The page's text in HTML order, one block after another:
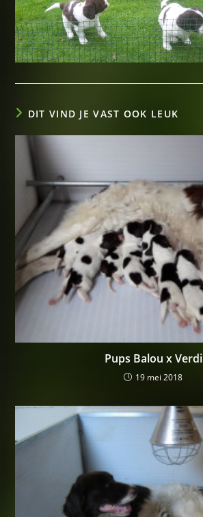
DIT VIND JE VAST OOK LEUK
Pups Balou x Verdi
19 mei 2018